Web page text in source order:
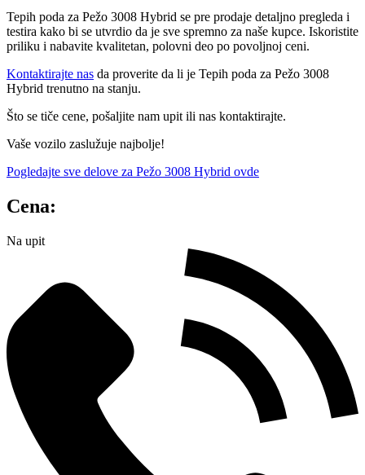
Tepih poda za Pežo 3008 Hybrid se pre prodaje detaljno pregleda i
testira kako bi se utvrdio da je sve spremno za naše kupce. Iskoristite
priliku i nabavite kvalitetan, polovni deo po povoljnoj ceni.
Kontaktirajte nas da proverite da li je Tepih poda za Pežo 3008
Hybrid trenutno na stanju.
Što se tiče cene, pošaljite nam upit ili nas kontaktirajte.
Vaše vozilo zaslužuje najbolje!
Pogledajte sve delove za Pežo 3008 Hybrid ovde
Cena:
Na upit